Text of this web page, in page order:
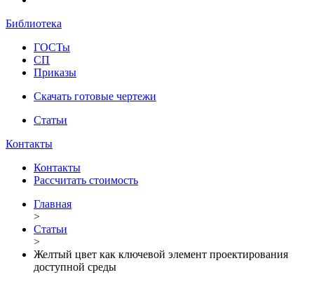
Библиотека
ГОСТы
СП
Приказы
Скачать готовые чертежи
Статьи
Контакты
Контакты
Рассчитать стоимость
Главная
>
Статьи
>
Желтый цвет как ключевой элемент проектирования
доступной среды